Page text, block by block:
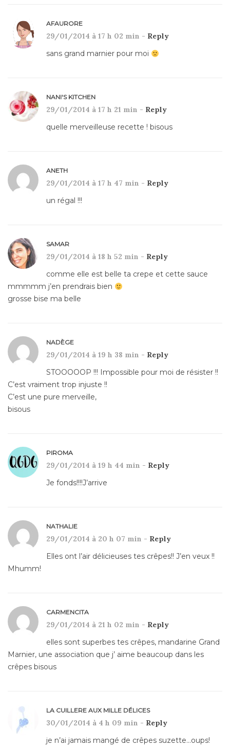
AFAURORE
29/01/2014 à 17 h 02 min - Reply
sans grand marnier pour moi
NANI'S KITCHEN
29/01/2014 à 17 h 21 min - Reply
quelle merveilleuse recette ! bisous
ANETH
29/01/2014 à 17 h 47 min - Reply
un régal !!!
SAMAR
29/01/2014 à 18 h 52 min - Reply
comme elle est belle ta crepe et cette sauce
mmmmm j’en prendrais bien
grosse bise ma belle
NADÈGE
29/01/2014 à 19 h 38 min - Reply
STOOOOOP !!! Impossible pour moi de résister !!
C’est vraiment trop injuste !!
C’est une pure merveille,
bisous
PIROMA
29/01/2014 à 19 h 44 min - Reply
Je fonds!!!!J’arrive
NATHALIE
29/01/2014 à 20 h 07 min - Reply
Elles ont l’air délicieuses tes crêpes!! J’en veux !!
Mhumm!
CARMENCITA
29/01/2014 à 21 h 02 min - Reply
elles sont superbes tes crêpes, mandarine Grand
Marnier, une association que j’ aime beaucoup dans les
crêpes bisous
LA CUILLERE AUX MILLE DÉLICES
30/01/2014 à 4 h 09 min - Reply
je n’ai jamais mangé de crêpes suzette…oups!